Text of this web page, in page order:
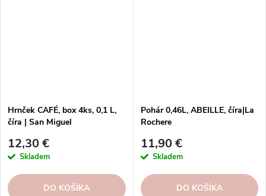
Hrnček CAFÉ, box 4ks, 0,1 L,
číra | San Miguel
12,30 €
Skladem
DO KOŠÍKA
Pohár 0,46L, ABEILLE, číra|La
Rochere
11,90 €
Skladem
DO KOŠÍKA